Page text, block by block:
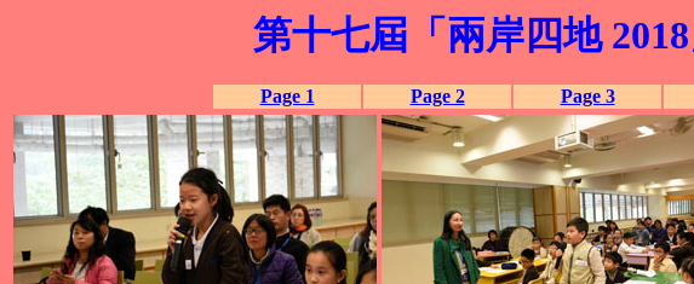
第十七屆「兩岸四地
Page 1 Page 2 Page 3